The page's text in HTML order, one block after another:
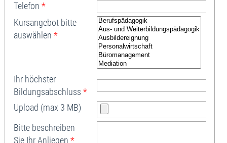
Telefon *
Kursangebot bitte
auswählen *
Ihr höchster
Bildungsabschluss *
Upload (max 3 MB)
Bitte beschreiben
Sie Ihr Anliegen *